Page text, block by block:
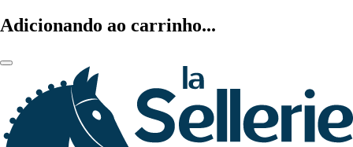
Adicionando ao carrinho...